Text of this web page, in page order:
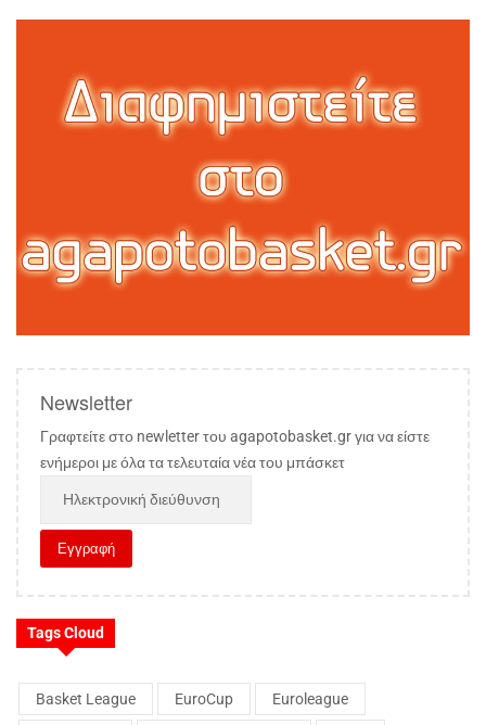
Newsletter
Γραφτείτε στο newletter του agapotobasket.gr για να είστε
ενήμεροι με όλα τα τελευταία νέα του μπάσκετ
Tags Cloud
Basket League EuroCup Euroleague